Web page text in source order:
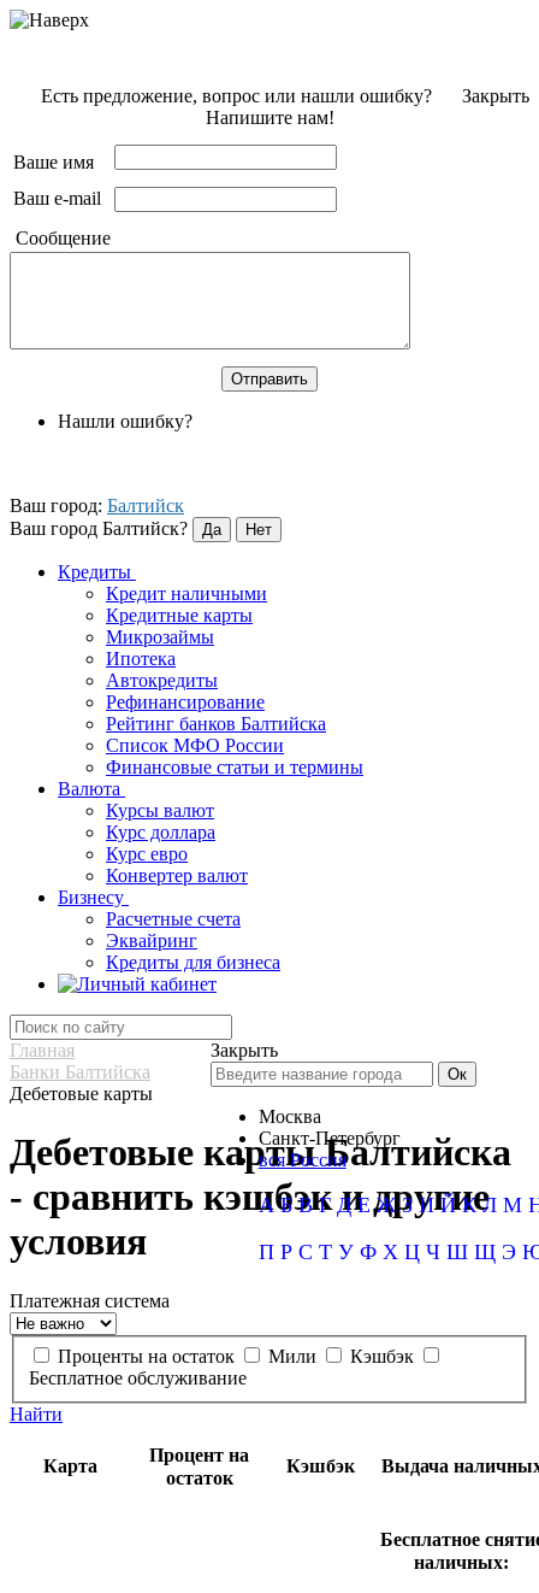
Закрыть
Есть предложение, вопрос или нашли ошибку?
Напишите нам!
Ваше имя
Ваш e-mail
Сообщение
Нашли ошибку?
Ваш город: Балтийск
Ваш город Балтийск?
Кредиты
Кредит наличными
Кредитные карты
Микрозаймы
Ипотека
Автокредиты
Рефинансирование
Рейтинг банков Балтийска
Список МФО России
Финансовые статьи и термины
Валюта
Курсы валют
Курс доллара
Курс евро
Конвертер валют
Бизнесу
Расчетные счета
Эквайринг
Кредиты для бизнеса
Закрыть
Москва
Санкт-Петербург
вся Россия
А Б В Г Д Е Ж З И Й К Л М
П Р С Т У Ф Х Ц Ч Ш Щ Э
Главная
Банки Балтийска
Дебетовые карты
Дебетовые карты Балтийска
- сравнить кэшбэк и другие
условия
Платежная система
Проценты на остаток Мили
Кэшбэк
Бесплатное обслуживание
Найти
Карта
Процент на
остаток
Кэшбэк Выдача
Бесплатное
наличных: